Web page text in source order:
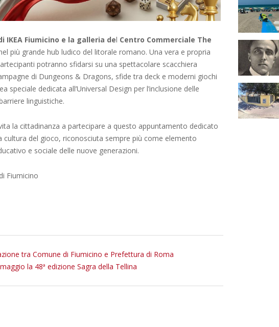
IKEA Fiumicino e la galleria del Centro Commerciale The
più grande hub ludico del litorale romano. Una vera e propria
potranno sfidarsi su una spettacolare scacchiera
di Dungeons & Dragons, sfide tra deck e moderni giochi
speciale dedicata all’Universal Design per l’inclusione delle
linguistiche.
la cittadinanza a partecipare a questo appuntamento dedicato
cultura del gioco, riconosciuta sempre più come elemento
e sociale delle nuove generazioni.
Fiumicino
tra Comune di Fiumicino e Prefettura di Roma
la 48ª edizione Sagra della Tellina